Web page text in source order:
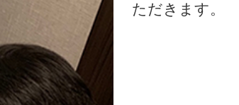
ただきます。